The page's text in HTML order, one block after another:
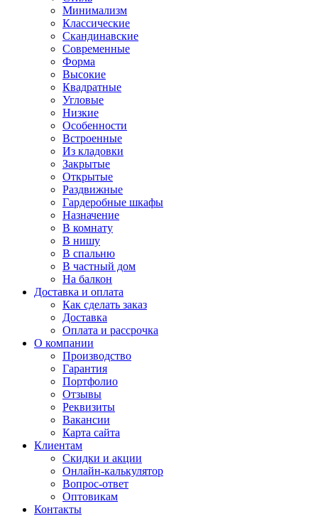
Минимализм
Классические
Скандинавские
Современные
Форма
Высокие
Квадратные
Угловые
Низкие
Особенности
Встроенные
Из кладовки
Закрытые
Открытые
Раздвижные
Гардеробные шкафы
Назначение
В комнату
В нишу
В спальню
В частный дом
На балкон
Доставка и оплата
Как сделать заказ
Доставка
Оплата и рассрочка
О компании
Производство
Гарантия
Портфолио
Отзывы
Реквизиты
Вакансии
Карта сайта
Клиентам
Скидки и акции
Онлайн-калькулятор
Вопрос-ответ
Оптовикам
Контакты